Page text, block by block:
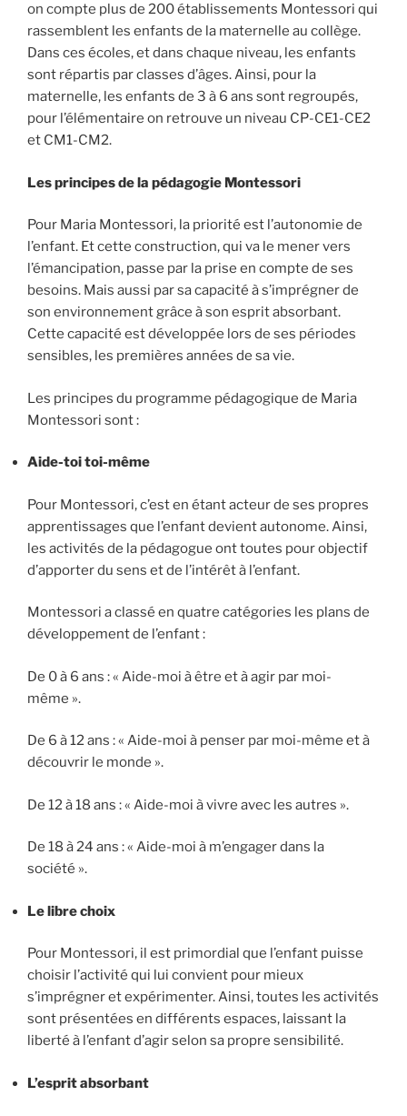
on compte plus de 200 établissements Montessori qui
rassemblent les enfants de la maternelle au collège.
Dans ces écoles, et dans chaque niveau, les enfants
sont répartis par classes d’âges. Ainsi, pour la
maternelle, les enfants de 3 à 6 ans sont regroupés,
pour l’élémentaire on retrouve un niveau CP-CE1-CE2
et CM1-CM2.
Les principes de la pédagogie Montessori
Pour Maria Montessori, la priorité est l’autonomie de
l’enfant. Et cette construction, qui va le mener vers
l’émancipation, passe par la prise en compte de ses
besoins. Mais aussi par sa capacité à s’imprégner de
son environnement grâce à son esprit absorbant.
Cette capacité est développée lors de ses périodes
sensibles, les premières années de sa vie.
Les principes du programme pédagogique de Maria
Montessori sont :
Aide-toi toi-même
Pour Montessori, c’est en étant acteur de ses propres
apprentissages que l’enfant devient autonome. Ainsi,
les activités de la pédagogue ont toutes pour objectif
d’apporter du sens et de l’intérêt à l’enfant.
Montessori a classé en quatre catégories les plans de
développement de l’enfant :
De 0 à 6 ans : « Aide-moi à être et à agir par moi-
même ».
De 6 à 12 ans : « Aide-moi à penser par moi-même et à
découvrir le monde ».
De 12 à 18 ans : « Aide-moi à vivre avec les autres ».
De 18 à 24 ans : « Aide-moi à m’engager dans la
société ».
Le libre choix
Pour Montessori, il est primordial que l’enfant puisse
choisir l’activité qui lui convient pour mieux
s’imprégner et expérimenter. Ainsi, toutes les activités
sont présentées en différents espaces, laissant la
liberté à l’enfant d’agir selon sa propre sensibilité.
L’esprit absorbant